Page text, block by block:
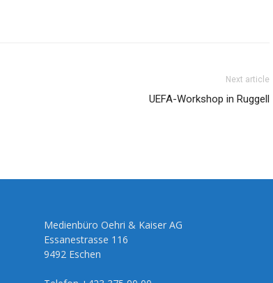
Next article
UEFA-Workshop in Ruggell
Medienbüro Oehri & Kaiser AG
Essanestrasse 116
9492 Eschen